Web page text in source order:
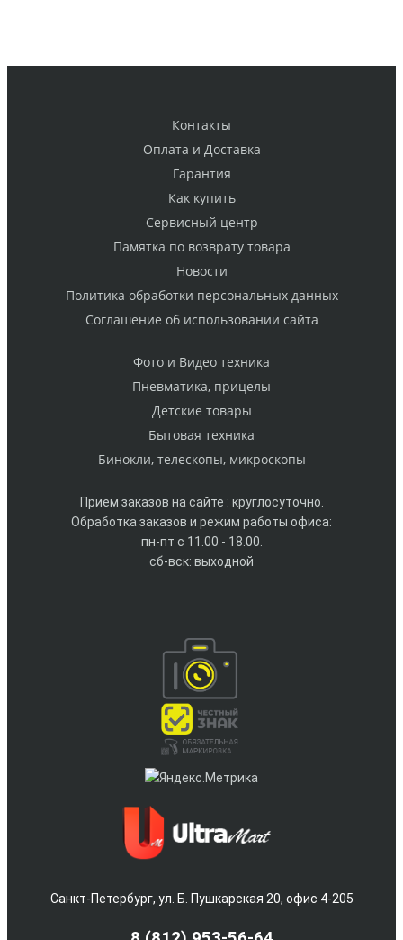
Контакты
Оплата и Доставка
Гарантия
Как купить
Cервисный центр
Памятка по возврату товара
Новости
Политика обработки персональных данных
Cоглашение об использовании сайта
Фото и Видео техника
Пневматика, прицелы
Детские товары
Бытовая техника
Бинокли, телескопы, микроскопы
Прием заказов на сайте : круглосуточно.
Обработка заказов и режим работы офиса:
пн-пт с 11.00 - 18.00.
сб-вск: выходной
Санкт-Петербург, ул. Б. Пушкарская 20, офис 4-205